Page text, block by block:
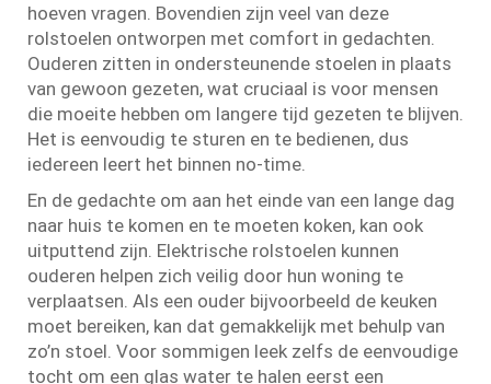
hoeven vragen. Bovendien zijn veel van deze
rolstoelen ontworpen met comfort in gedachten.
Ouderen zitten in ondersteunende stoelen in plaats
van gewoon gezeten, wat cruciaal is voor mensen
die moeite hebben om langere tijd gezeten te blijven.
Het is eenvoudig te sturen en te bedienen, dus
iedereen leert het binnen no-time.
En de gedachte om aan het einde van een lange dag
naar huis te komen en te moeten koken, kan ook
uitputtend zijn. Elektrische rolstoelen kunnen
ouderen helpen zich veilig door hun woning te
verplaatsen. Als een ouder bijvoorbeeld de keuken
moet bereiken, kan dat gemakkelijk met behulp van
zo’n stoel. Voor sommigen leek zelfs de eenvoudige
tocht om een glas water te halen eerst een